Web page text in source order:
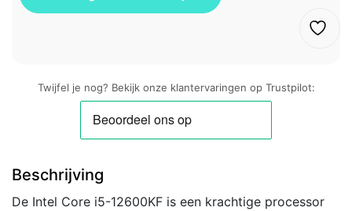
Twijfel je nog? Bekijk onze klantervaringen op Trustpilot:
Beschrijving
De Intel Core i5-12600KF is een krachtige processor